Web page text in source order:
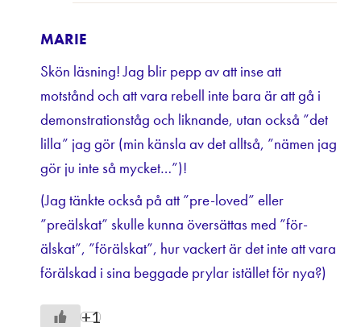
MARIE
Skön läsning! Jag blir pepp av att inse att
motstånd och att vara rebell inte bara är att gå i
demonstrationståg och liknande, utan också ”det
lilla” jag gör (min känsla av det alltså, ”nämen jag
gör ju inte så mycket…”)!
(Jag tänkte också på att ”pre-loved” eller
”preälskat” skulle kunna översättas med ”för-
älskat”, ”förälskat”, hur vackert är det inte att vara
förälskad i sina beggade prylar istället för nya?)
+1